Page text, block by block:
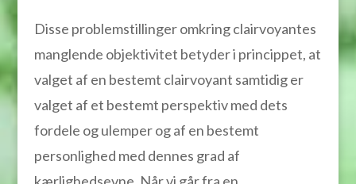
Disse problemstillinger omkring clairvoyantes
manglende objektivitet betyder i princippet, at
valget af en bestemt clairvoyant samtidig er
valget af et bestemt perspektiv med dets
fordele og ulemper og af en bestemt
personlighed med dennes grad af